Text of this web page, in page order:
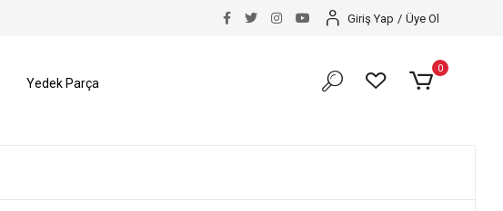
Giriş Yap / Üye Ol
Yedek Parça
0